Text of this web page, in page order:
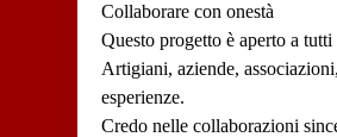
Collaborare con onestà
Questo progetto è aperto a
Artigiani, aziende,
esperienze.
Credo nelle collaborazioni